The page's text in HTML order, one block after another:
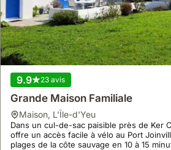
9.9 23 avis
Grande Maison Familiale
maison, L'Île-d'Yeu
Dans un cul-de-sac paisible près de Ker
offre un accès facile à vélo au Port
plages de la côte sauvage en 10 à 15